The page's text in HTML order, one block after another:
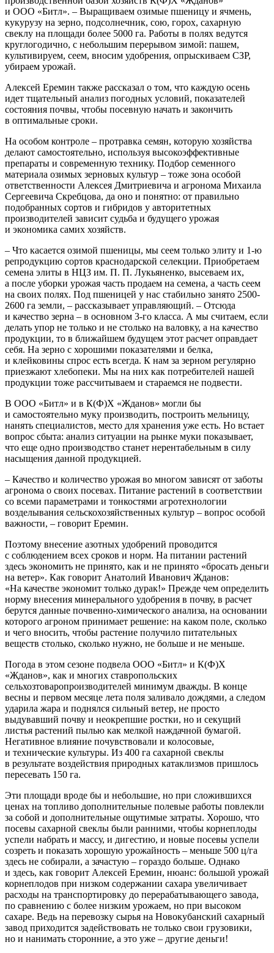
и ООО «Битл». – ​Выращиваем озимые пшеницу и ячмень,
кукурузу на зерно, подсолнечник, сою, горох, сахарную
свеклу на площади более 5000 га. Работы в полях ведутся
круглогодично, с небольшим перерывом зимой: пашем,
культивируем, сеем, вносим удобрения, опрыс­киваем СЗР,
убираем урожай.
Алексей Еремин также рассказал о том, что каждую осень
идет тщательный анализ погодных условий, показателей
состояния почвы, чтобы посевную начать и закончить
в оптимальные сроки.
На особом контроле – ​протравка семян, которую хозяйства
делают самостоятельно, используя высокоэффективные
препараты и современную технику. Подбор семенного
материа­­ла озимых зерновых культур – ​тоже зона особой
ответствен­ности Алексея Дмитриевича и агронома Михаила
Сергеевича Скребцова, да оно и понятно: от правильно
подобранных сортов и гибридов у авторитетных
производителей зависит судьба и будущего урожая
и экономика самих хозяйств.
– Что касается озимой пшеницы, мы сеем только элиту и 1‑ю
репродукцию сортов краснодарской селекции. Приобретаем
семена элиты в НЦЗ им. П. П. Лукьяненко, высеваем их,
а после уборки урожая часть продаем на семена, а часть сеем
на своих полях. Под пшеницей у нас стабильно занято 2500-
2600 га земли, – ​рассказывает управляющий. – ​Отсюда
и качество зерна – ​в основном 3‑го класса. А мы считаем, если
делать упор не только и не столько на валовку, а на качество
продукции, то в ближайшем будущем этот расчет оправдает
себя. На зерно с хорошими показателями и белка,
и клейковины спрос есть всегда. К нам за зерном регулярно
приезжают хлебопеки. Мы на них как потребителей нашей
продукции тоже рассчитываем и стараемся не подвести.
В ООО «Битл» и в К(Ф)Х «Жданов» могли бы
и самостоятельно муку производить, построить мельницу,
нанять специалистов, место для хранения уже есть. Но встает
вопрос сбыта: анализ ситуации на рынке муки показывает,
что еще одно производство станет нерентабельным в силу
насыщения данной продукцией.
– Качество и количество урожая во многом зависят от заботы
агронома о своих посевах. Питание растений в соответствии
со всеми параметрами и тонкос­тями агротехнологии
возделывания сельскохозяйственных культур – ​вопрос особой
важности, – ​говорит Еремин.
Поэтому внесение азотных удобрений проводится
с соблюдением всех сроков и норм. На питании растений
здесь экономить не принято, как и не принято «бросать деньги
на ветер». Как говорит Анатолий Иванович Жданов:
«На качестве экономит только дурак!» Прежде чем определить
норму внесения минерального удобрения в почву, в расчет
берутся данные почвенно-­химического анализа, на основании
которого агроном принимает решение: на каком поле, сколько
и чего вносить, чтобы растение получило питательных
веществ столько, сколько нужно, не больше и не меньше.
Погода в этом сезоне подвела ООО «Битл» и К(Ф)Х
«Жданов», как и многих ставропольских
сельхозтоваропроизводителей минимум дважды. В конце
весны и первом месяце лета поля заливало дождями, а следом
ударила жара и поднялся сильный ветер, не просто
выдувавший почву и неокрепшие ростки, но и секущий
листья растений пылью как мелкой наждачной бумагой.
Негативное влияние почувствовали и колосовые,
и технические культуры. Из 400 га сахарной свеклы
в результате воздействия природных катаклизмов пришлось
пересевать 150 га.
Эти площади вроде бы и небольшие, но при сложившихся
ценах на топливо дополнительные полевые работы повлекли
за собой и дополнительные ощутимые затраты. Хорошо, что
посевы сахарной свеклы были ранними, чтобы корнеплоды
успели набрать и массу, и дигестию, и новые посевы успели
созреть и показать хорошую урожайность – ​меньше 500 ц/га
здесь не собирали, а зачастую – ​гораздо больше. Однако
и здесь, как говорит Алексей Еремин, нюанс: большой урожай
корнеплодов при низком содержании сахара увеличивает
расходы на транспортировку до перерабатывающего завода,
по сравнению с более низким урожаем, но при высоком
сахаре. Ведь на перевозку сырья на Новокубанский сахарный
завод приходится задействовать не только свои грузовики,
но и нанимать сторонние, а это уже – ​другие деньги!